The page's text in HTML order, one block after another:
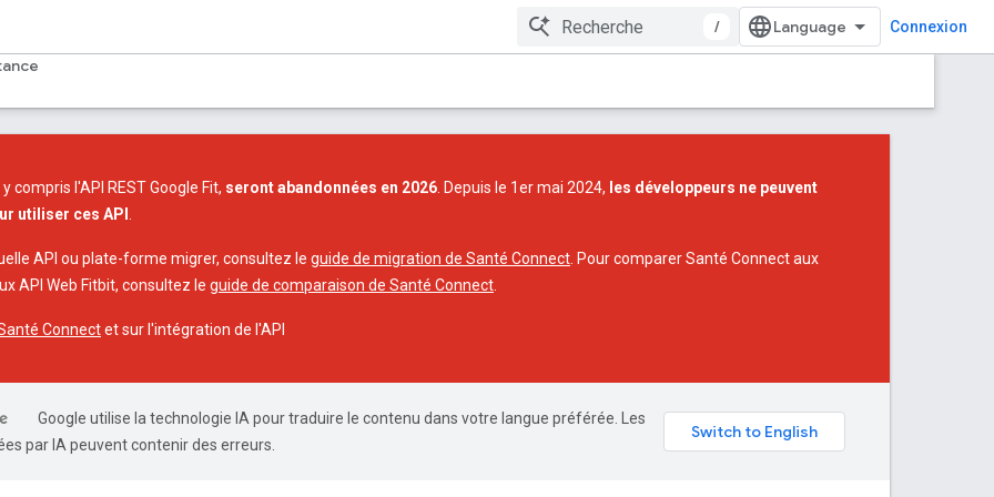
/ Connexion
y compris l'API REST Google Fit, seront abandonnées en 2026 . Depuis le 1er mai 2024, les développeurs ne peuvent
utiliser ces API
API ou plate-forme migrer, consultez le guide de migration de Santé Connect . Pour comparer Santé Connect aux
API Web Fitbit, consultez le guide de comparaison de Santé Connect
Connectet sur l'intégration de l'API
Google utilise la technologie IA pour traduire le contenu dans votre langue préférée. Les
par IA peuvent contenir des erreurs.